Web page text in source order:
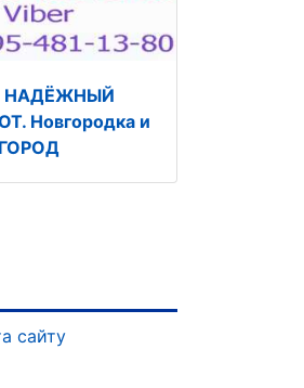
НАДЁЖНЫЙ
Новгородка и
сайту